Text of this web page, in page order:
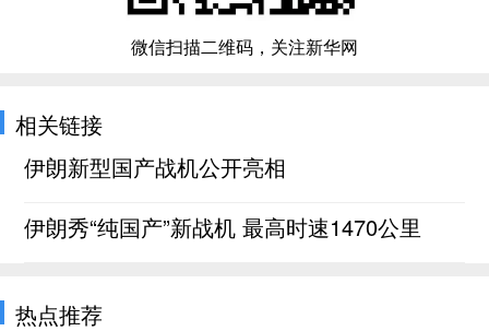
微信扫描二维码，关注新华网
相关链接
伊朗新型国产战机公开亮相
伊朗秀“纯国产”新战机 最高时速1470公里
热点推荐